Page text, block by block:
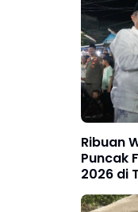
Ribuan
Puncak
2026 di